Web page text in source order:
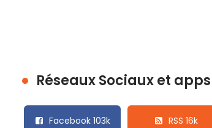
Réseaux Sociaux et apps
Facebook 103k RSS 16k